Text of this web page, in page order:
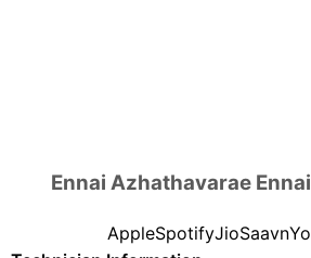
Ennai Azhathavarae
AppleSpotifyJioSaavn